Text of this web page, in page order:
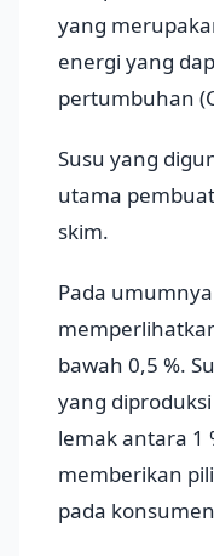
yang
energi yang
pertumbuhan
Susu yang
utama
skim.
Pada
bawah 0,5 %.
yang
lemak antara 1
memberikan
pada